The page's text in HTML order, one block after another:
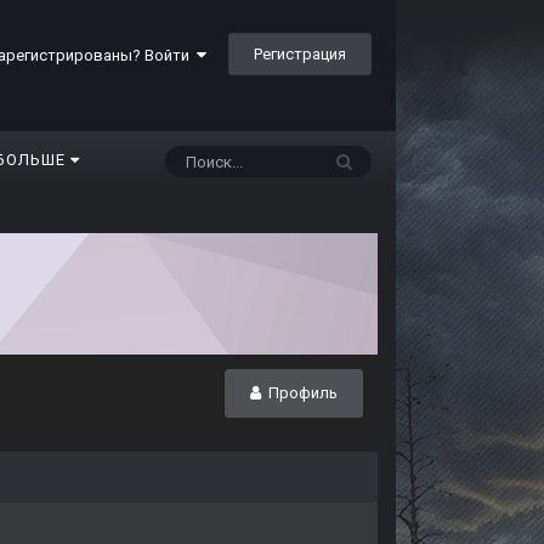
Войти Регистрация
Профиль